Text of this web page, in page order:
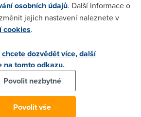
zeptej nějakýho vševědy, kterejch je
jsem jen člověk a v právech se
to máš
osobních údajů. Další informace o
jejich nastavení naleznete v
cookies.
dozvědět více, další
na tomto odkazu.
Povolit nezbytné
Povolit vše